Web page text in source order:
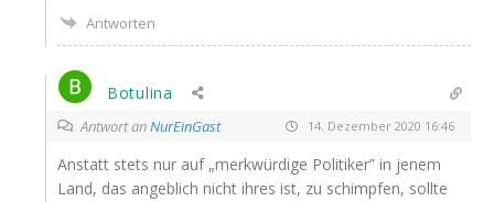
Antworten
Botulina
Antwort anNurEinGast 14. Dezember 2020 16:46
Anstatt stets nur auf „merk­wür­di­ge Poli­ti­ker” in jenem
Land, das angeb­lich nicht ihres ist, zu schimp­fen, soll­te